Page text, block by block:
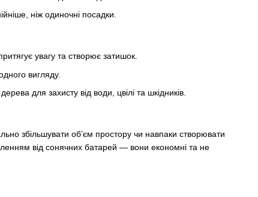
ніж одиночні посадки.
увагу та створює затишок.
вигляду.
для захисту від води, цвілі та шкідників.
збільшувати об’єм простору чи навпаки створювати
від сонячних батарей — вони економні та не